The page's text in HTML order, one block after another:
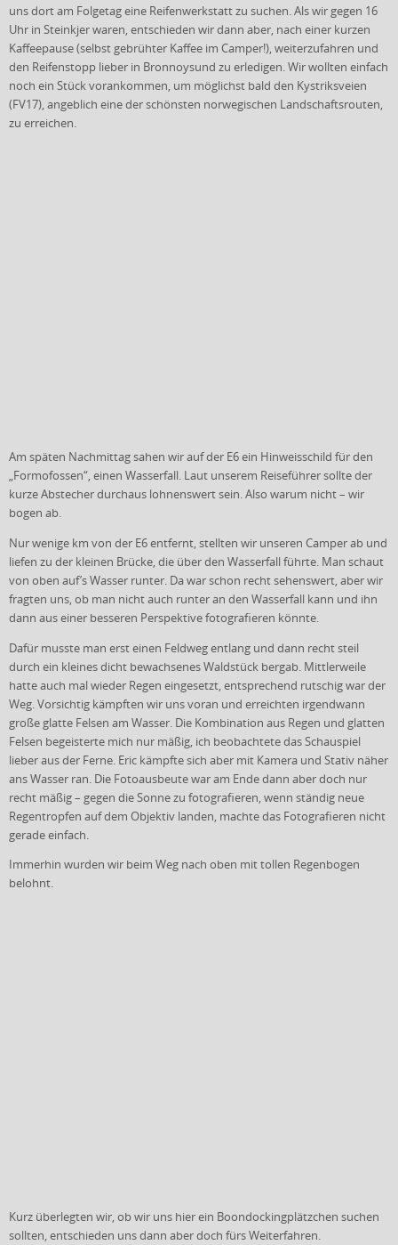
uns dort am Folgetag eine Reifenwerkstatt zu suchen. Als wir gegen 16
Uhr in Steinkjer waren, entschieden wir dann aber, nach einer kurzen
Kaffeepause (selbst gebrühter Kaffee im Camper!), weiterzufahren und
den Reifenstopp lieber in Bronnoysund zu erledigen. Wir wollten einfach
noch ein Stück vorankommen, um möglichst bald den Kystriksveien
(FV17), angeblich eine der schönsten norwegischen Landschaftsrouten,
zu erreichen.
Am späten Nachmittag sahen wir auf der E6 ein Hinweisschild für den
„Formofossen“, einen Wasserfall. Laut unserem Reiseführer sollte der
kurze Abstecher durchaus lohnenswert sein. Also warum nicht – wir
bogen ab.
Nur wenige km von der E6 entfernt, stellten wir unseren Camper ab und
liefen zu der kleinen Brücke, die über den Wasserfall führte. Man schaut
von oben auf’s Wasser runter. Da war schon recht sehenswert, aber wir
fragten uns, ob man nicht auch runter an den Wasserfall kann und ihn
dann aus einer besseren Perspektive fotografieren könnte.
Dafür musste man erst einen Feldweg entlang und dann recht steil
durch ein kleines dicht bewachsenes Waldstück bergab. Mittlerweile
hatte auch mal wieder Regen eingesetzt, entsprechend rutschig war der
Weg. Vorsichtig kämpften wir uns voran und erreichten irgendwann
große glatte Felsen am Wasser. Die Kombination aus Regen und glatten
Felsen begeisterte mich nur mäßig, ich beobachtete das Schauspiel
lieber aus der Ferne. Eric kämpfte sich aber mit Kamera und Stativ näher
ans Wasser ran. Die Fotoausbeute war am Ende dann aber doch nur
recht mäßig – gegen die Sonne zu fotografieren, wenn ständig neue
Regentropfen auf dem Objektiv landen, machte das Fotografieren nicht
gerade einfach.
Immerhin wurden wir beim Weg nach oben mit tollen Regenbogen
belohnt.
Kurz überlegten wir, ob wir uns hier ein Boondockingplätzchen suchen
sollten, entschieden uns dann aber doch fürs Weiterfahren.